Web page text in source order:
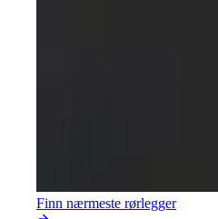
Finn nærmeste rørlegger